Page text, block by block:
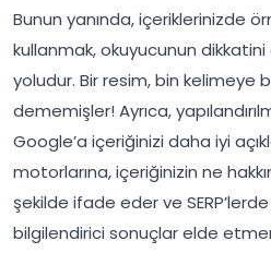
Bunun yanında, içeriklerinizde
kullanmak, okuyucunun
yoludur. Bir resim, bin kelimeye
dememişler! Ayrıca,
Google’a içeriğinizi daha iyi
motorlarına, içeriğinizin ne
şekilde ifade eder ve
bilgilendirici sonuçlar elde